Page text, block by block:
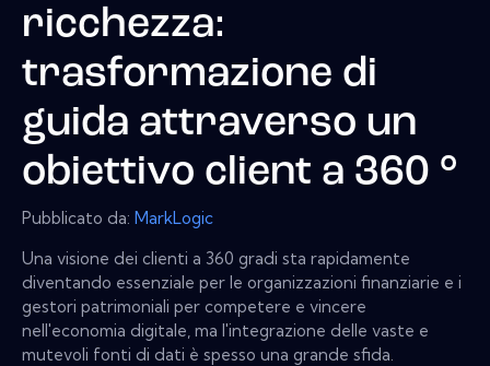
ricchezza:
trasformazione di
guida attraverso un
obiettivo client a 360 °
Pubblicato da: MarkLogic
Una visione dei clienti a 360 gradi sta rapidamente
diventando essenziale per le organizzazioni finanziarie e i
gestori patrimoniali per competere e vincere
nell'economia digitale, ma l'integrazione delle vaste e
mutevoli fonti di dati è spesso una grande sfida.